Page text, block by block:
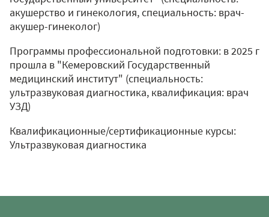
акушерство и гинекология, специальность: врач-
акушер-гинеколог)
Программы профессиональной подготовки: в 2025 г
прошла в "Кемеровский Государственный
медицинский институт" (специальность:
ультразвуковая диагностика, квалификация: врач
УЗД)
Квалификационные/сертификационные курсы:
Ультразвуковая диагностика